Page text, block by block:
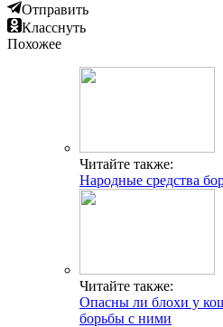
Отправить
Класснуть
Похожее
Читайте также:
Народные средства
Читайте также:
Опасны ли блохи у
борьбы с ними